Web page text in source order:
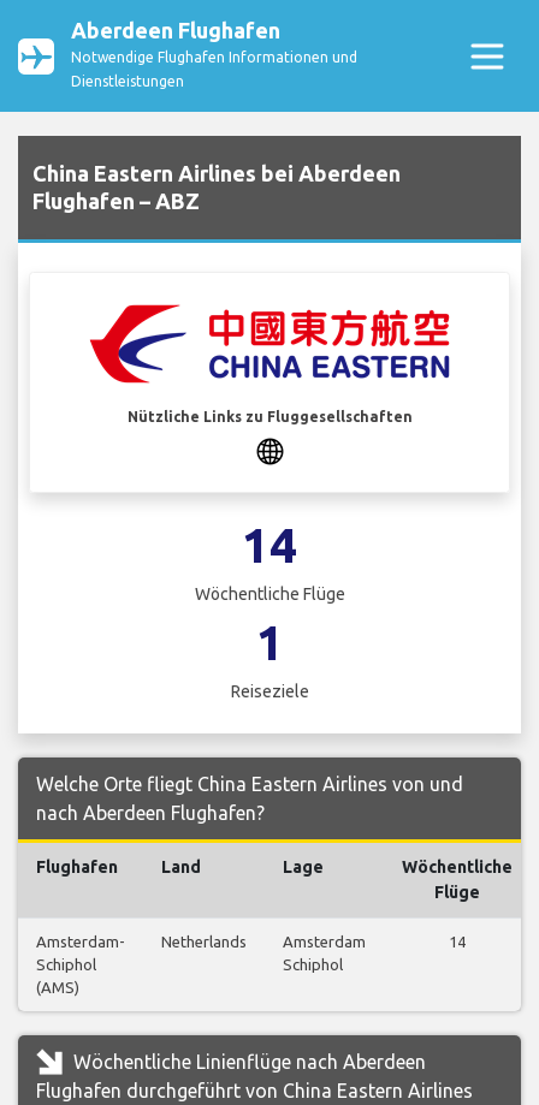
Aberdeen Flughafen
Notwendige Flughafen Informationen und
Dienstleistungen
China Eastern Airlines bei Aberdeen
Flughafen – ABZ
Nützliche Links zu Fluggesellschaften
14
Wöchentliche Flüge
1
Reiseziele
Welche Orte fliegt China Eastern Airlines von und
nach Aberdeen Flughafen?
Flughafen Land Lage
Wöchentliche
Flüge
Amsterdam-
Schiphol
(AMS)
Netherlands
Amsterdam
Schiphol
14
Wöchentliche Linienflüge nach Aberdeen
Flughafen durchgeführt von China Eastern Airlines